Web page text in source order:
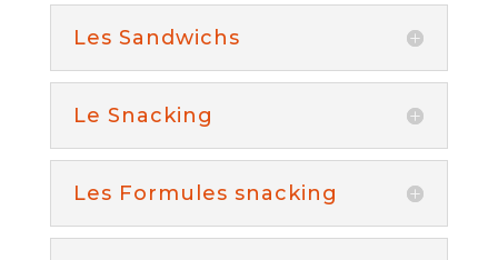
Les Sandwichs
Le Snacking
Les Formules snacking